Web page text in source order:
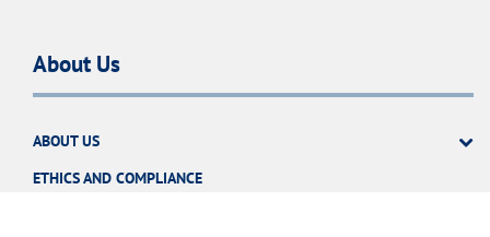
About Us
ABOUT US
ETHICS AND COMPLIANCE